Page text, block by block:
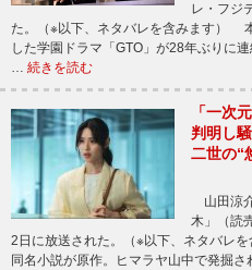
レ・フジ
た。（※以下、ネタバレを含みます）
した学園ドラマ「GTO」が28年ぶりに
… 続きを読む
「一次
判明し
二世の“
山田涼
木」（読
2日に放送された。（※以下、ネタバレ
同名小説が原作。ヒマラヤ山中で発掘